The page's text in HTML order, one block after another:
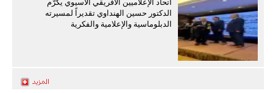
اتحاد الإعلاميين الأفريقي الآسيوي يكرّم
الدكتور حسين الهنداوي تقديراً لمسيرته
الدبلوماسية والإعلامية والفكرية